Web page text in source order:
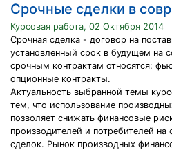
Срочные сделки в
Курсовая работа, 02 Октября 2014
Срочная сделка - договор на
установленный срок в будущем на
срочным контрактам относятся:
опционные контракты.
Актуальность выбранной темы
тем, что использование
позволяет снижать финансовые
производителей и потребителей
сделок. Рынок производных